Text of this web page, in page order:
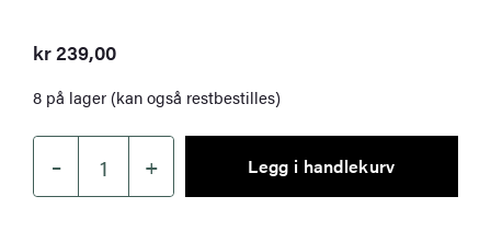
kr239,00
8 på lager (kan også restbestilles)
– + Legg i handlekurv